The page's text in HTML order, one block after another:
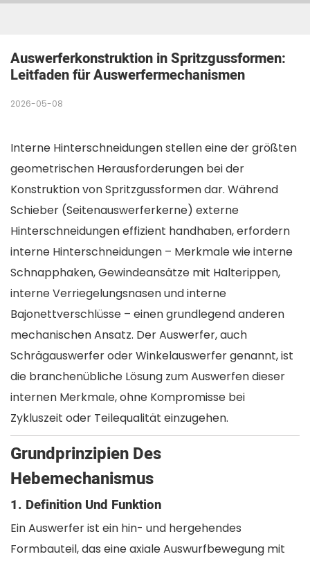
Auswerferkonstruktion in Spritzgussformen:
Leitfaden für Auswerfermechanismen
2026-05-08
Interne Hinterschneidungen stellen eine der größten
geometrischen Herausforderungen bei der
Konstruktion von Spritzgussformen dar. Während
Schieber (Seitenauswerferkerne) externe
Hinterschneidungen effizient handhaben, erfordern
interne Hinterschneidungen – Merkmale wie interne
Schnapphaken, Gewindeansätze mit Halterippen,
interne Verriegelungsnasen und interne
Bajonettverschlüsse – einen grundlegend anderen
mechanischen Ansatz. Der Auswerfer, auch
Schrägauswerfer oder Winkelauswerfer genannt, ist
die branchenübliche Lösung zum Auswerfen dieser
internen Merkmale, ohne Kompromisse bei
Zykluszeit oder Teilequalität einzugehen.
Grundprinzipien Des
Hebemechanismus
1. Definition Und Funktion
Ein Auswerfer ist ein hin- und hergehendes
Formbauteil, das eine axiale Auswurfbewegung mit